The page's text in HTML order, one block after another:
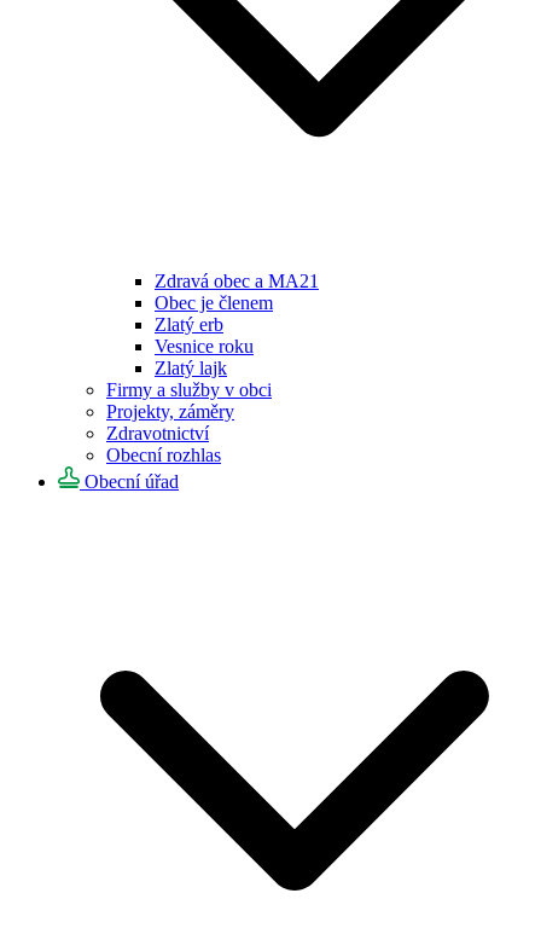
Zdravá obec a MA21
Obec je členem
Zlatý erb
Vesnice roku
Zlatý lajk
Firmy a služby v obci
Projekty, záměry
Zdravotnictví
Obecní rozhlas
Obecní úřad